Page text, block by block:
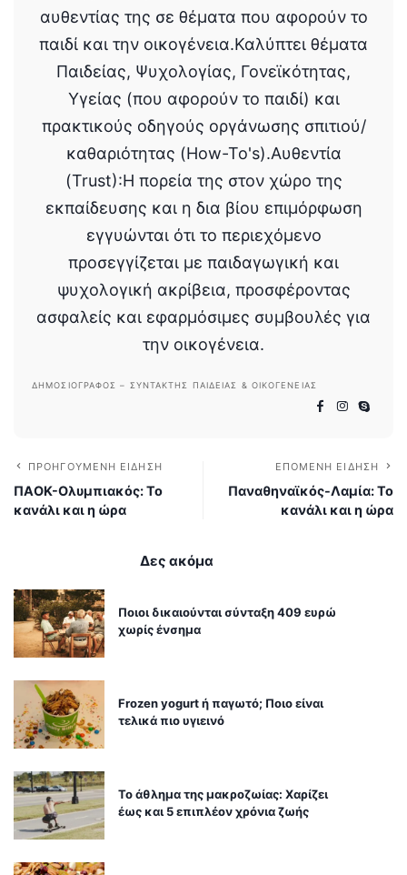
αυθεντίας της σε θέματα που αφορούν το
παιδί και την οικογένεια.Καλύπτει θέματα
Παιδείας, Ψυχολογίας, Γονεϊκότητας,
Υγείας (που αφορούν το παιδί) και
πρακτικούς οδηγούς οργάνωσης σπιτιού/
καθαριότητας (How-To's).Αυθεντία
(Trust):Η πορεία της στον χώρο της
εκπαίδευσης και η δια βίου επιμόρφωση
εγγυώνται ότι το περιεχόμενο
προσεγγίζεται με παιδαγωγική και
ψυχολογική ακρίβεια, προσφέροντας
ασφαλείς και εφαρμόσιμες συμβουλές για
την οικογένεια.
ΔΗΜΟΣΙΟΓΡΆΦΟΣ – ΣΥΝΤΆΚΤΗΣ ΠΑΙΔΕΊΑΣ & ΟΙΚΟΓΈΝΕΙΑΣ
ΠΡΟΗΓΟΎΜΕΝΗ ΕΊΔΗΣΗ
ΠΑΟΚ-Ολυμπιακός: Το
κανάλι και η ώρα
ΕΠΌΜΕΝΗ ΕΊΔΗΣΗ
Παναθηναϊκός-Λαμία: Το
κανάλι και η ώρα
Δες ακόμα
Ποιοι δικαιούνται σύνταξη 409 ευρώ
χωρίς ένσημα
Frozen yogurt ή παγωτό; Ποιο είναι
τελικά πιο υγιεινό
Το άθλημα της μακροζωίας: Χαρίζει
έως και 5 επιπλέον χρόνια ζωής